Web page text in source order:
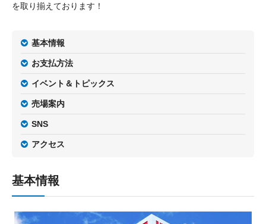
を取り揃えております！
基本情報
お支払方法
イベント＆トピックス
売場案内
SNS
アクセス
基本情報